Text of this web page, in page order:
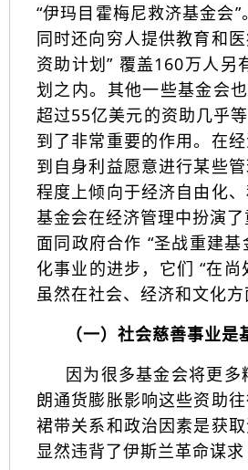
“伊玛目霍梅尼救济基金会
同时还向穷人提供教育和
资助计划” 覆盖160万人
划之内。其他一些基金会
超过55亿美元的资助几乎
到了非常重要的作用。在
到自身利益愿意进行某些
程度上倾向于经济自由化
基金会在经济管理中扮演
面同政府合作 “圣战重建
化事业的进步，它们 “在
虽然在社会、经济和文化
（一）社会慈善事业
因为很多基金会将更
朗通货膨胀影响这些资助
裙带关系和政治因素是获
显然违背了伊斯兰革命谋